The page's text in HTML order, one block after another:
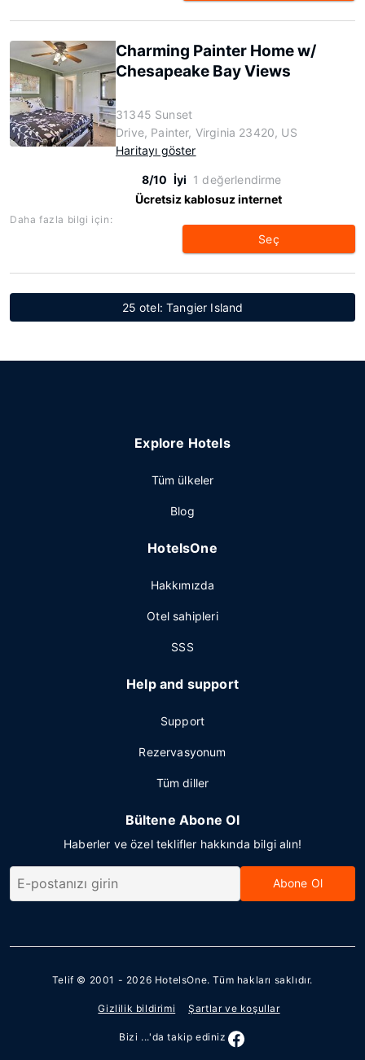
Charming Painter Home w/
Chesapeake Bay Views
31345 Sunset
Drive, Painter, Virginia 23420, US
Haritayı göster
8/10 İyi 1 değerlendirme
Ücretsiz kablosuz internet
Daha fazla bilgi için:
Seç
25 otel: Tangier Island
Explore Hotels
Tüm ülkeler
Blog
HotelsOne
Hakkımızda
Otel sahipleri
SSS
Help and support
Support
Rezervasyonum
Tüm diller
Bültene Abone Ol
Haberler ve özel teklifler hakkında bilgi alın!
Abone Ol
Telif © 2001 - 2026 HotelsOne. Tüm hakları saklıdır.
Gizlilik bildirimi Şartlar ve koşullar
Bizi ...'da takip ediniz